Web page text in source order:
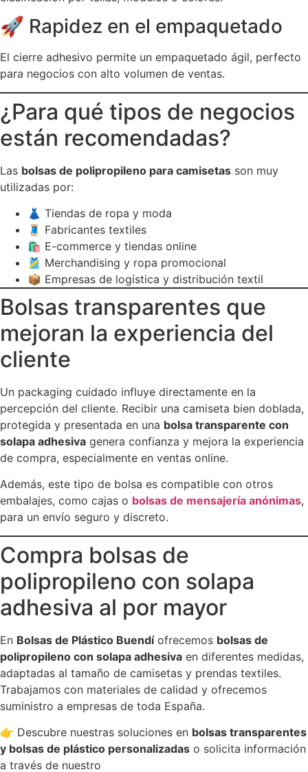
🚀 Rapidez en el empaquetado
El cierre adhesivo permite un empaquetado ágil, perfecto
para negocios con alto volumen de ventas.
¿Para qué tipos de negocios
están recomendadas?
Las bolsas de polipropileno para camisetas son muy
utilizadas por:
👗 Tiendas de ropa y moda
🧵 Fabricantes textiles
🛍️ E-commerce y tiendas online
🎽 Merchandising y ropa promocional
📦 Empresas de logística y distribución textil
Bolsas transparentes que
mejoran la experiencia del
cliente
Un packaging cuidado influye directamente en la
percepción del cliente. Recibir una camiseta bien doblada,
protegida y presentada en una bolsa transparente con
solapa adhesiva genera confianza y mejora la experiencia
de compra, especialmente en ventas online.
Además, este tipo de bolsa es compatible con otros
embalajes, como cajas o bolsas de mensajería anónimas,
para un envío seguro y discreto.
Compra bolsas de
polipropileno con solapa
adhesiva al por mayor
En Bolsas de Plástico Buendíofrecemos bolsas de
polipropileno con solapa adhesiva en diferentes medidas,
adaptadas al tamaño de camisetas y prendas textiles.
Trabajamos con materiales de calidad y ofrecemos
suministro a empresas de toda España.
👉 Descubre nuestras soluciones en bolsas transparentes
y bolsas de plástico personalizadas o solicita información
a través de nuestro